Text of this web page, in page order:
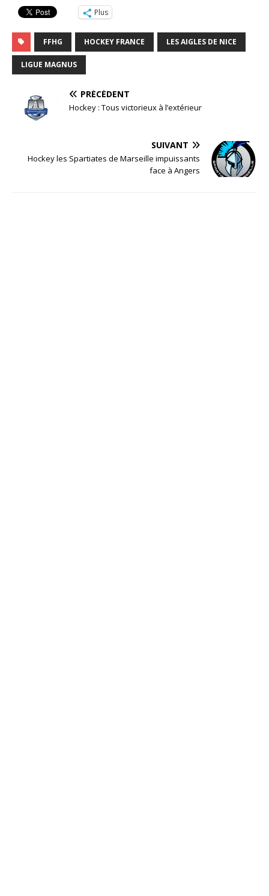
Plus
FFHG HOCKEY FRANCE LES AIGLES DE NICE
LIGUE MAGNUS
PRÉCÉDENT
Hockey : Tous victorieux à l’extérieur
SUIVANT
Hockey les Spartiates de Marseille impuissants
face à Angers